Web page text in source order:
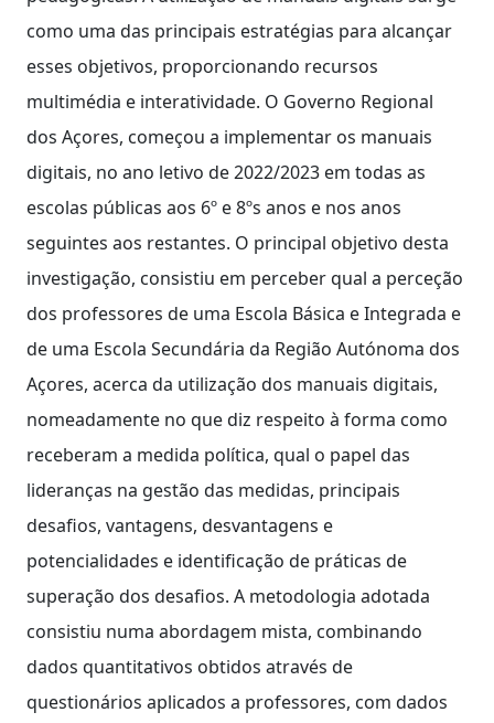
como uma das principais estratégias para alcançar
esses objetivos, proporcionando recursos
multimédia e interatividade. O Governo Regional
dos Açores, começou a implementar os manuais
digitais, no ano letivo de 2022/2023 em todas as
escolas públicas aos 6º e 8ºs anos e nos anos
seguintes aos restantes. O principal objetivo desta
investigação, consistiu em perceber qual a perceção
dos professores de uma Escola Básica e Integrada e
de uma Escola Secundária da Região Autónoma dos
Açores, acerca da utilização dos manuais digitais,
nomeadamente no que diz respeito à forma como
receberam a medida política, qual o papel das
lideranças na gestão das medidas, principais
desafios, vantagens, desvantagens e
potencialidades e identificação de práticas de
superação dos desafios. A metodologia adotada
consistiu numa abordagem mista, combinando
dados quantitativos obtidos através de
questionários aplicados a professores, com dados